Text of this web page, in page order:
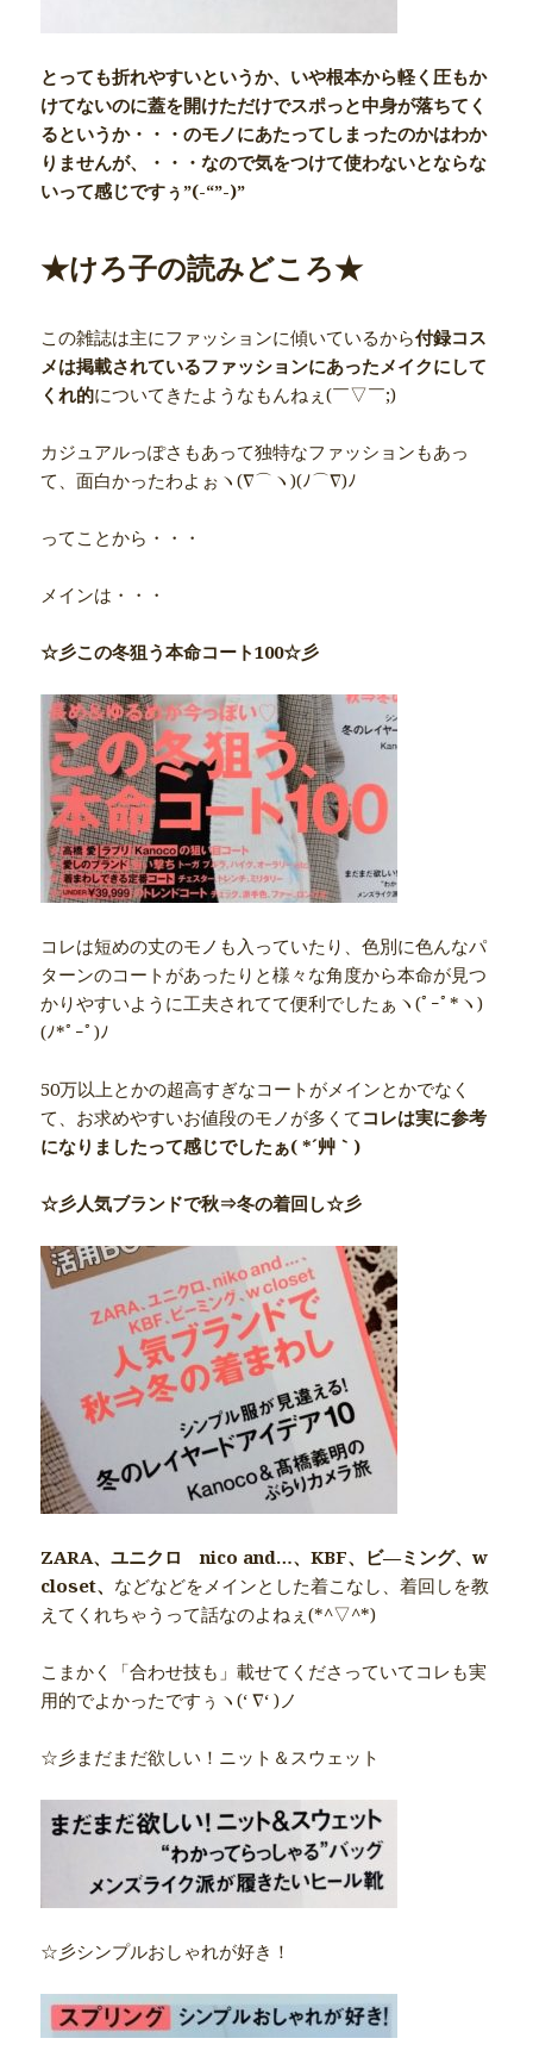
とっても折れやすいというか、いや根本から軽く圧もか
けてないのに蓋を開けただけでスポっと中身が落ちてく
るというか・・・のモノにあたってしまったのかはわか
りませんが、・・・なので気をつけて使わないとならな
いって感じですぅ”(-“”-)”
★けろ子の読みどころ★
この雑誌は主にファッションに傾いているから付録コス
メは掲載されているファッションにあったメイクにして
くれ的についてきたようなもんねぇ(￣▽￣;)
カジュアルっぽさもあって独特なファッションもあっ
て、面白かったわよぉヽ(∇⌒ヽ)(ﾉ⌒∇)ﾉ
ってことから・・・
メインは・・・
☆彡この冬狙う本命コート100☆彡
コレは短めの丈のモノも入っていたり、色別に色んなパ
ターンのコートがあったりと様々な角度から本命が見つ
かりやすいように工夫されてて便利でしたぁヽ(ﾟｰﾟ*ヽ)
(ﾉ*ﾟｰﾟ)ﾉ
50万以上とかの超高すぎなコートがメインとかでなく
て、お求めやすいお値段のモノが多くて コレは実に参考
になりましたって感じでしたぁ( *´艸｀)
☆彡人気ブランドで秋⇒冬の着回し☆彡
ZARA、ユニクロ nico and…、KBF、ビ―ミング、w
closet、 などなどをメインとした着こなし、着回しを教
えてくれちゃうって話なのよねぇ(*^▽^*)
こまかく「合わせ技も」載せてくださっていてコレも実
用的でよかったですぅヽ(‘ ∇‘ )ノ
☆彡まだまだ欲しい！ニット＆スウェット
☆彡シンプルおしゃれが好き！